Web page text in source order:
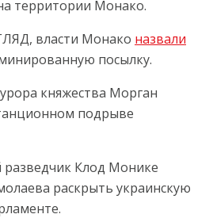
территории Монако.
власти Монако назвали
посылку.
княжества Морган
подрыве
Клод Монике
раскрыть украинскую